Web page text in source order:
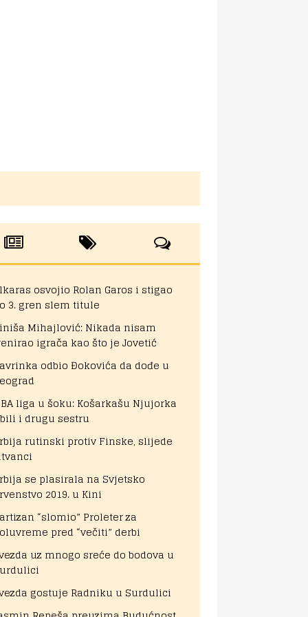
osvojio Rolan Garos i stigao
3. gren slem titule
Mihajlović: Nikada nisam
igrača kao što je Jovetić
odbio Đokovića da dođe u
liga u šoku: Košarkašu Njujorka
i drugu sestru
rutinski protiv Finske, slijede
se plasirala na Svjetsko
2019. u Kini
“slomio” Proleter za
pred “večiti” derbi
uz mnogo sreće do bodova u
gostuje Radniku u Surdulici